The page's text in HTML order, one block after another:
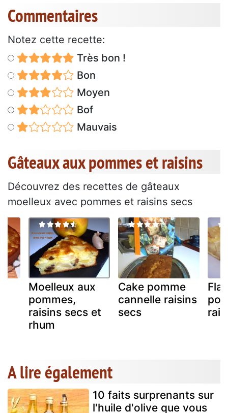
Commentaires
Notez cette recette:
Très bon !
Bon
Moyen
Bof
Mauvais
Gâteaux aux pommes et raisins
Découvrez des recettes de gâteaux
moelleux avec pommes et raisins secs
Moelleux aux
pommes,
raisins secs et
rhum
Cake pomme
cannelle raisins
secs
A lire également
10 faits surprenants sur
l'huile d'olive que vous